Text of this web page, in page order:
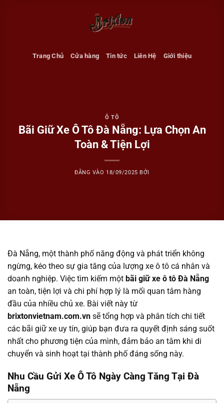
Trang Chủ Cửa hàng Tin tức Liên Hệ Giới thiệu
Ô TÔ
Bãi Giữ Xe Ô Tô Đà Nẵng: Lựa Chọn An
Toàn & Tiện Lợi
ĐĂNG VÀO 18/09/2025 BỞI
Đà Nẵng, một thành phố năng động và phát triển không
ngừng, kéo theo sự gia tăng của lượng xe ô tô cá nhân và
doanh nghiệp. Việc tìm kiếm một bãi giữ xe ô tô Đà Nẵng
an toàn, tiện lợi và chi phí hợp lý là mối quan tâm hàng
đầu của nhiều chủ xe. Bài viết này từ
brixtonvietnam.com.vn sẽ tổng hợp và phân tích chi tiết
các bãi giữ xe uy tín, giúp bạn đưa ra quyết định sáng suốt
nhất cho phương tiện của mình, đảm bảo an tâm khi di
chuyển và sinh hoạt tại thành phố đáng sống này.
Nhu Cầu Gửi Xe Ô Tô Ngày Càng Tăng Tại Đà
Nẵng